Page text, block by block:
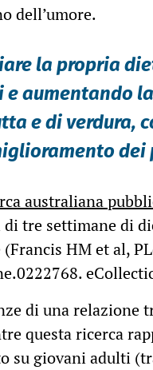
dell’umore.
la propria
e aumentando
e di verdura,
dei
australiana
tre settimane di
HM et al,
di una relazione
questa ricerca
su giovani adulti